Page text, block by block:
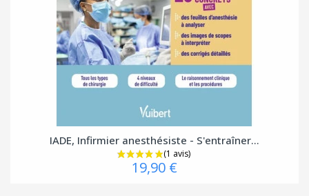
IADE, Infirmier anesthésiste - S'entraîner...
19,90 €